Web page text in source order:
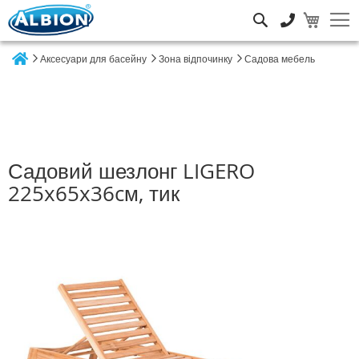
Аксесуари для басейну Зона відпочинку Садова мебель
Садовий шезлонг LIGERO
225x65x36cм, тик